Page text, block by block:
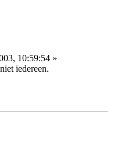
10:59:54 »
iedereen.